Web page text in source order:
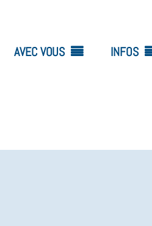
AVEC VOUS INFOS